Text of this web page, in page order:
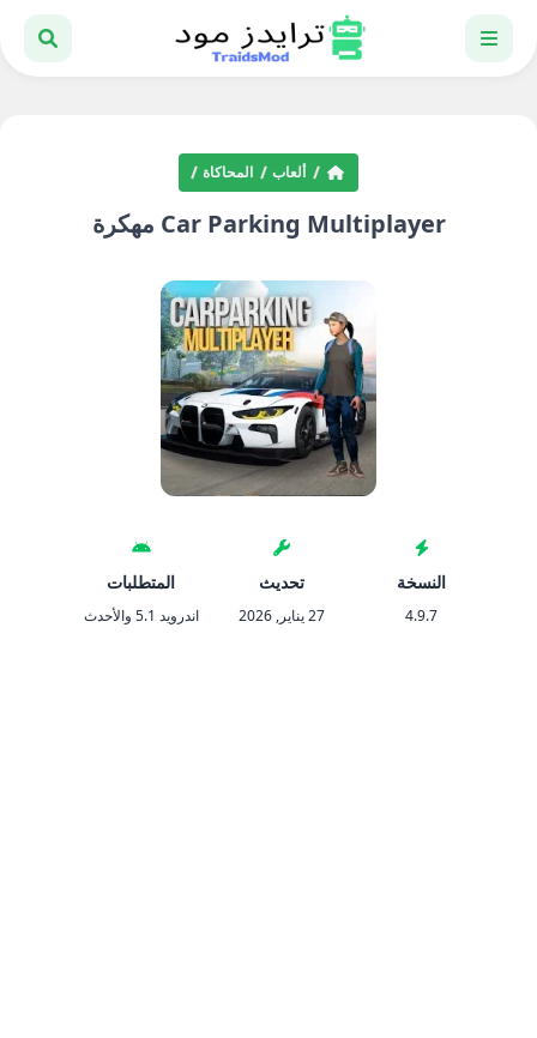
ألعاب المحاكاة
Car Parking Multiplayer مهكرة
النسخة
4.9.7
تحديث
27 يناير, 2026
المتطلبات
اندرويد 5.1 والأحدث